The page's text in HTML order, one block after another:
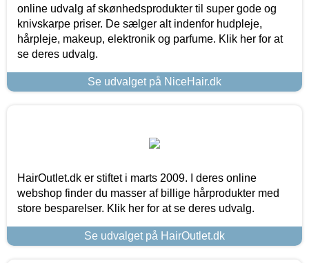
online udvalg af skønhedsprodukter til super gode og
knivskarpe priser. De sælger alt indenfor hudpleje,
hårpleje, makeup, elektronik og parfume. Klik her for at
se deres udvalg.
Se udvalget på NiceHair.dk
HairOutlet.dk er stiftet i marts 2009. I deres online
webshop finder du masser af billige hårprodukter med
store besparelser. Klik her for at se deres udvalg.
Se udvalget på HairOutlet.dk